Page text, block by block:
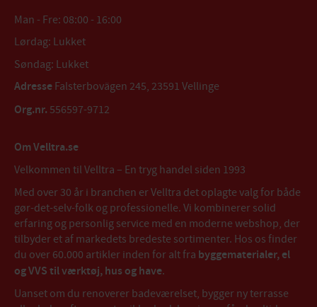
Man - Fre: 08:00 - 16:00
Lørdag: Lukket
Søndag: Lukket
Adresse Falsterbovägen 245, 23591 Vellinge
Org.nr. 556597-9712
Om Velltra.se
Velkommen til Velltra – En tryg handel siden 1993
Med over 30 år i branchen er Velltra det oplagte valg for både
gør-det-selv-folk og professionelle. Vi kombinerer solid
erfaring og personlig service med en moderne webshop, der
tilbyder et af markedets bredeste sortimenter. Hos os finder
du over 60.000 artikler inden for alt fra byggematerialer, el
og VVS til værktøj, hus og have.
Uanset om du renoverer badeværelset, bygger ny terrasse